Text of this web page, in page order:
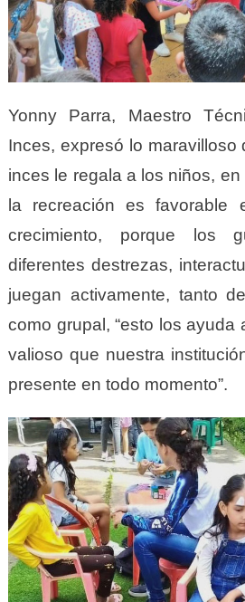
Yonny Parra, Maestro
Inces, expresó lo maravilloso
inces le regala a los niños,
la recreación es favorable
crecimiento, porque los
diferentes destrezas,
juegan activamente, tanto
como grupal, “esto los ayuda
valioso que nuestra
presente en todo momento”.